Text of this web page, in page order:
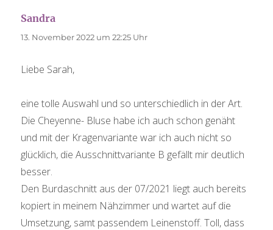
Sandra
13. November 2022 um 22:25 Uhr
Liebe Sarah,
eine tolle Auswahl und so unterschiedlich in der Art.
Die Cheyenne- Bluse habe ich auch schon genäht
und mit der Kragenvariante war ich auch nicht so
glücklich, die Ausschnittvariante B gefällt mir deutlich
besser.
Den Burdaschnitt aus der 07/2021 liegt auch bereits
kopiert in meinem Nähzimmer und wartet auf die
Umsetzung, samt passendem Leinenstoff. Toll, dass